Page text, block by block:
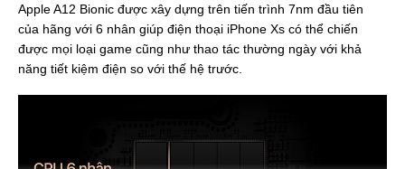
Apple A12 Bionic được xây dựng trên tiến trình 7nm đầu tiên
của hãng với 6 nhân giúp điện thoại iPhone Xs có thể chiến
được mọi loại game cũng như thao tác thường ngày với khả
năng tiết kiệm điện so với thế hệ trước.